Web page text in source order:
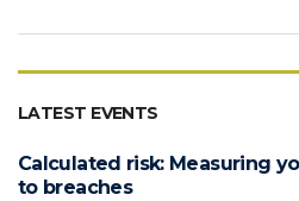
LATEST EVENTS
Calculated risk: Measuring
to breaches